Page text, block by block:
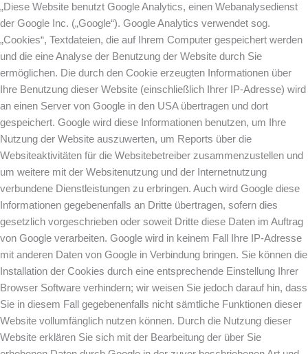
„Diese Website benutzt Google Analytics, einen Webanalysedienst
der Google Inc. („Google“). Google Analytics verwendet sog.
„Cookies“, Textdateien, die auf Ihrem Computer gespeichert werden
und die eine Analyse der Benutzung der Website durch Sie
ermöglichen. Die durch den Cookie erzeugten Informationen über
Ihre Benutzung dieser Website (einschließlich Ihrer IP-Adresse) wird
an einen Server von Google in den USA übertragen und dort
gespeichert. Google wird diese Informationen benutzen, um Ihre
Nutzung der Website auszuwerten, um Reports über die
Websiteaktivitäten für die Websitebetreiber zusammenzustellen und
um weitere mit der Websitenutzung und der Internetnutzung
verbundene Dienstleistungen zu erbringen. Auch wird Google diese
Informationen gegebenenfalls an Dritte übertragen, sofern dies
gesetzlich vorgeschrieben oder soweit Dritte diese Daten im Auftrag
von Google verarbeiten. Google wird in keinem Fall Ihre IP-Adresse
mit anderen Daten von Google in Verbindung bringen. Sie können die
Installation der Cookies durch eine entsprechende Einstellung Ihrer
Browser Software verhindern; wir weisen Sie jedoch darauf hin, dass
Sie in diesem Fall gegebenenfalls nicht sämtliche Funktionen dieser
Website vollumfänglich nutzen können. Durch die Nutzung dieser
Website erklären Sie sich mit der Bearbeitung der über Sie